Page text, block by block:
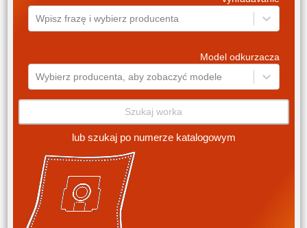
Wpisz frazę i wybierz producenta
Model odkurzacza
Wybierz producenta, aby zobaczyć modele
Szukaj worka
lub szukaj po numerze katalogowym